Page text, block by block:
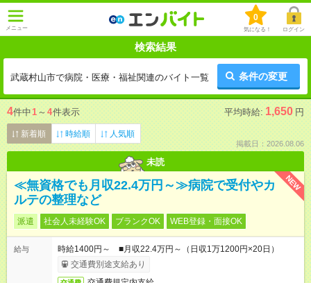
メニュー
0
気になる！ ログイン
検索結果
武蔵村山市で病院・医療・福祉関連のバイト一覧 条件の変更
4件中1 ～ 4件表示 平均時給: 1,650 円
新着順 時給順 人気順
掲載日：2026.08.06
未読
NEW
≪無資格でも月収22.4万円～≫病院で受付やカ
ルテの整理など
派遣 社会人未経験OK ブランクOK WEB登録・面接OK
給与
時給1400円～ ■月収22.4万円～（日収1万1200円×20日）
交通費別途支給あり